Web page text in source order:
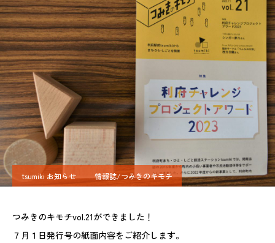
tsumiki お知らせ 情報誌/つみきのキモチ
つみきのキモチvol.21ができました！
７月１日発行号の紙面内容をご紹介します。